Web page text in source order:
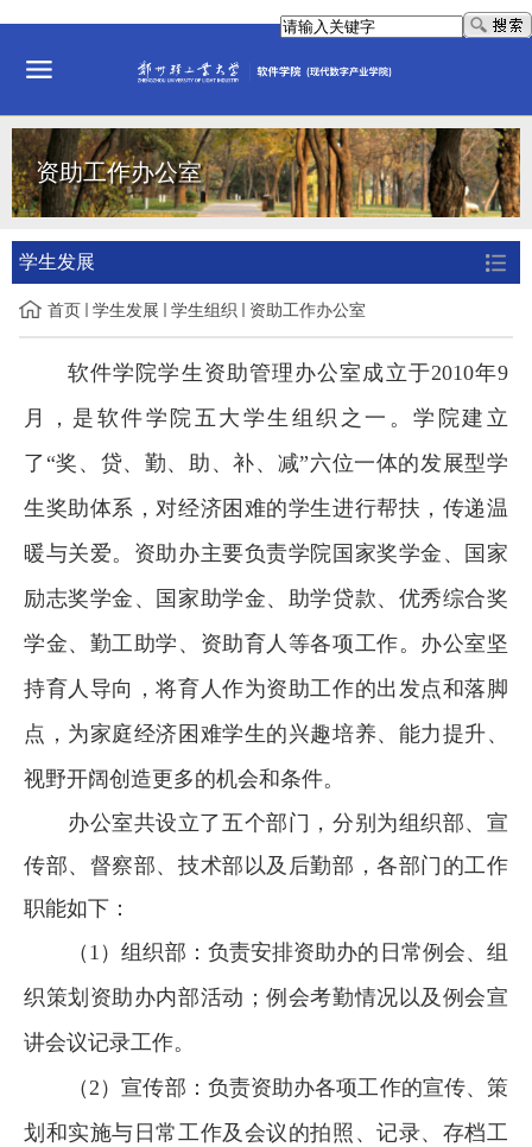
资助工作办公室
学生发展
首页 学生发展 学生组织 资助工作办公室
软件学院学生资助管理办公室成立于2010年9
月，是软件学院五大学生组织之一。学院建立
了“奖、贷、勤、助、补、减”六位一体的发展型学
生奖助体系，对经济困难的学生进行帮扶，传递温
暖与关爱。资助办主要负责学院国家奖学金、国家
励志奖学金、国家助学金、助学贷款、优秀综合奖
学金、勤工助学、资助育人等各项工作。办公室坚
持育人导向，将育人作为资助工作的出发点和落脚
点，为家庭经济困难学生的兴趣培养、能力提升、
视野开阔创造更多的机会和条件。
办公室共设立了五个部门，分别为组织部、宣
传部、督察部、技术部以及后勤部，各部门的工作
职能如下：
（ 1）组织部：负责安排资助办的日常例会、组
织策划资助办内部活动；例会考勤情况以及例会宣
讲会议记录工作。
（2）宣传部：负责资助办各项工作的宣传、策
划和实施与日常工作及会议的拍照、记录、存档工